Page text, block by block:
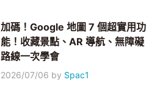
加碼！Google 地圖 7 個超實用功
能！收藏景點、AR 導航、無障礙
路線一次學會
2026/07/06 by Spac1